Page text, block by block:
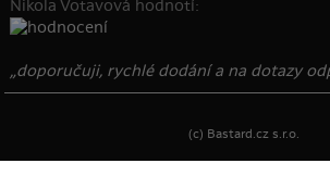
Nikola Votavová hodnotí:
„doporučuji, rychlé dodání a na dotazy
(c) Bastard.cz s.r.o.